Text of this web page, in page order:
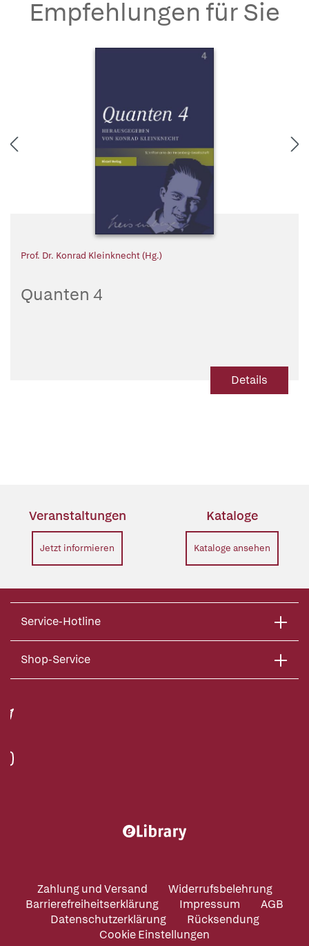
Empfehlungen für Sie
Prof. Dr. Konrad Kleinknecht (Hg.)
Quanten 4
Details
Veranstaltungen
Jetzt informieren
Kataloge
Kataloge ansehen
Service-Hotline
Shop-Service
Zahlung und Versand
Widerrufsbelehrung
Barrierefreiheitserklärung
Impressum
AGB
Datenschutzerklärung
Rücksendung
Cookie Einstellungen